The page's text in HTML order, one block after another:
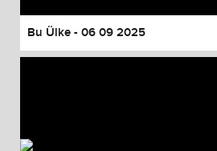
Bu Ülke - 06 09 2025